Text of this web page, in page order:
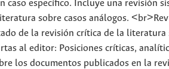
caso específico. Incluye una revisión
sobre casos análogos.
de la revisión crítica de la literatura
al editor: Posiciones críticas,
los documentos publicados en la